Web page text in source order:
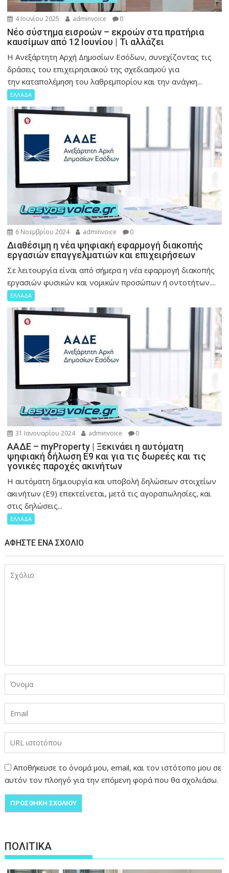
4 Ιουνίου 2025 adminvoice 0
Νέο σύστημα εισροών – εκροών στα πρατήρια
καυσίμων από 12 Ιουνίου | Τι αλλάζει
Η Ανεξάρτητη Αρχή Δημοσίων Εσόδων, συνεχίζοντας τις
δράσεις του επιχειρησιακού της σχεδιασμού για
την καταπολέμηση του λαθρεμπορίου και την ανάγκη...
ΕΛΛΑΔΑ
6 Νοεμβρίου 2024 adminvoice 0
Διαθέσιμη η νέα ψηφιακή εφαρμογή διακοπής
εργασιών επαγγελματιών και επιχειρήσεων
Σε λειτουργία είναι από σήμερα η νέα εφαρμογή διακοπής
εργασιών φυσικών και νομικών προσώπων ή οντοτήτων....
ΕΛΛΑΔΑ
31 Ιανουαρίου 2024 adminvoice 0
ΑΑΔΕ – myProperty | Ξεκινάει η αυτόματη
ψηφιακή δήλωση Ε9 και για τις δωρεές και τις
γονικές παροχές ακινήτων
H αυτόματη δημιουργία και υποβολή δηλώσεων στοιχείων
ακινήτων (Ε9) επεκτείνεται, μετά τις αγοραπωλησίες, και
στις δηλώσεις...
ΕΛΛΑΔΑ
ΑΦΉΣΤΕ ΈΝΑ ΣΧΌΛΙΟ
Αποθήκευσε το όνομά μου, email, και τον ιστότοπο μου σε
αυτόν τον πλοηγό για την επόμενη φορά που θα σχολιάσω.
ΠΟΛΙΤΙΚΑ